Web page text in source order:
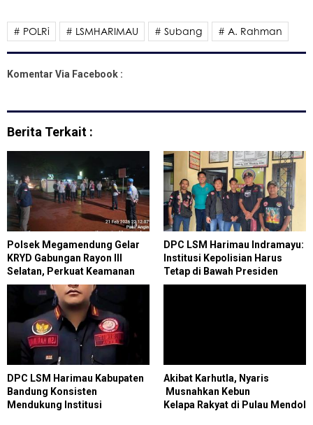
# POLRi # LSMHARIMAU # Subang # A. Rahman
Komentar Via Facebook :
Berita Terkait :
Polsek Megamendung Gelar
KRYD Gabungan Rayon III
Selatan, Perkuat Keamanan
Ramadan 2026
DPC LSM Harimau Indramayu:
Institusi Kepolisian Harus
Tetap di Bawah Presiden
DPC LSM Harimau Kabupaten
Bandung Konsisten
Mendukung Institusi
Akibat Karhutla, Nyaris
Musnahkan Kebun
Kelapa Rakyat di Pulau Mendol